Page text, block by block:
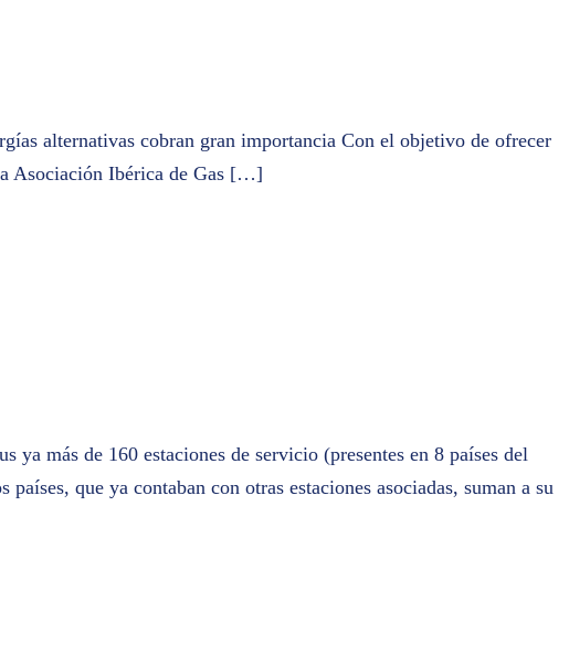
alternativas cobran gran importancia Con el objetivo de ofrecer
Asociación Ibérica de Gas […]
más de 160 estaciones de servicio (presentes en 8 países del
que ya contaban con otras estaciones asociadas, suman a su